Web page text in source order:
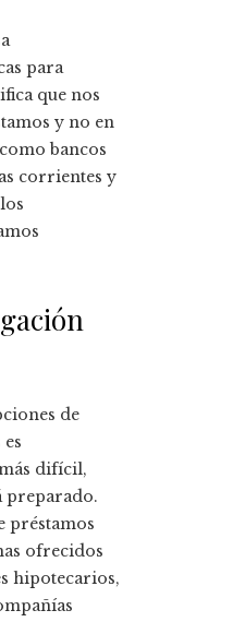
para
que nos
y no en
bancos
corrientes y
de
difícil,
preparado.
préstamos
ofrecidos
hipotecarios,